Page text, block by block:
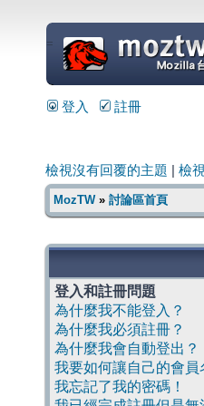
=
登入 註冊
檢視沒有回覆的主題 檢
MozTW» 討論區首頁
登入和註冊問題
為什麼我不能登入？
為什麼我必須註冊？
為什麼我會自動登出？
我要如何讓自己的會員
我忘記了我的密碼！